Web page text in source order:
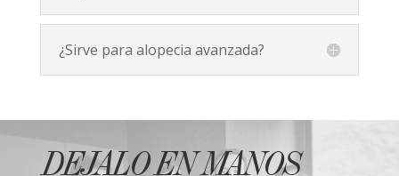
¿Sirve para alopecia avanzada?
DEJALO EN MANOS